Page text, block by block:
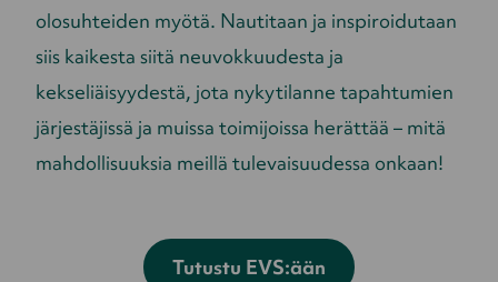
olosuhteiden myötä. Nautitaan ja inspiroidutaan
siis kaikesta siitä neuvokkuudesta ja
kekseliäisyydestä, jota nykytilanne tapahtumien
järjestäjissä ja muissa toimijoissa herättää – mitä
mahdollisuuksia meillä tulevaisuudessa onkaan!
Tutustu EVS:ään